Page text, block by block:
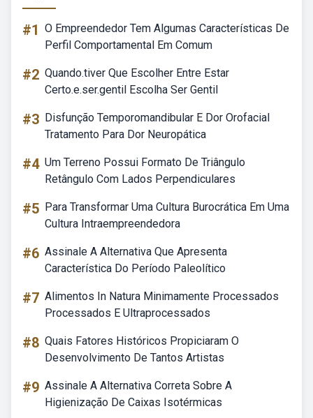
#1 O Empreendedor Tem Algumas Características De
Perfil Comportamental Em Comum
#2 Quando.tiver Que Escolher Entre Estar
Certo.e.ser.gentil Escolha Ser Gentil
#3 Disfunção Temporomandibular E Dor Orofacial
Tratamento Para Dor Neuropática
#4 Um Terreno Possui Formato De Triângulo
Retângulo Com Lados Perpendiculares
#5 Para Transformar Uma Cultura Burocrática Em Uma
Cultura Intraempreendedora
#6 Assinale A Alternativa Que Apresenta
Característica Do Período Paleolítico
#7 Alimentos In Natura Minimamente Processados
Processados E Ultraprocessados
#8 Quais Fatores Históricos Propiciaram O
Desenvolvimento De Tantos Artistas
#9 Assinale A Alternativa Correta Sobre A
Higienização De Caixas Isotérmicas